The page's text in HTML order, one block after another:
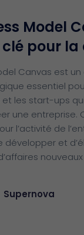
Model
pour la
Canvas est
essentiel
les start-ups qui
une entreprise.
l’activité de
et
nouveaux
Supernova